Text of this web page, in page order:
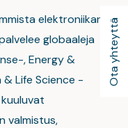
Ota yhteyttä
elektroniikan
globaaleja
, Energy &
Life Science -
valmistus,